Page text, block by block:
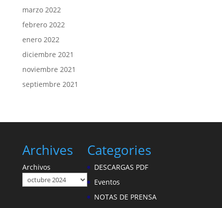
marzo 2022
febrero 2022
enero 2022
diciembre 2021
noviembre 2021
septiembre 2021
Archives
Archivos
Categories
DESCARGAS PDF
Eventos
NOTAS DE PRENSA